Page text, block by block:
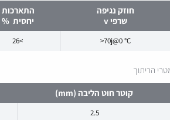
חוזק נגיפה
שרפי v
התארכות
יחסית %
>70j@0 °C
>26
הריתוך
קוטר חוט הליבה (mm)
2.5